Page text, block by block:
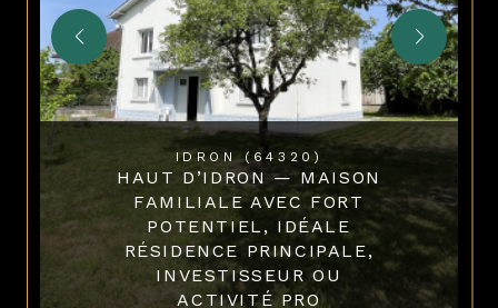
IDRON (64320)
HAUT D’IDRON — MAISON
FAMILIALE AVEC FORT
POTENTIEL, IDÉALE
RÉSIDENCE PRINCIPALE,
INVESTISSEUR OU
ACTIVITÉ PRO